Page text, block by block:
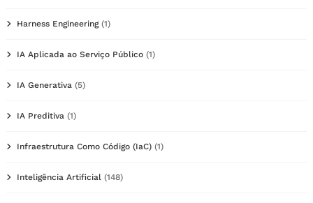
Harness Engineering(1)
IA Aplicada ao Serviço Público (1)
IA Generativa (5)
IA Preditiva (1)
Infraestrutura Como Código (IaC) (1)
Inteligência Artificial (148)